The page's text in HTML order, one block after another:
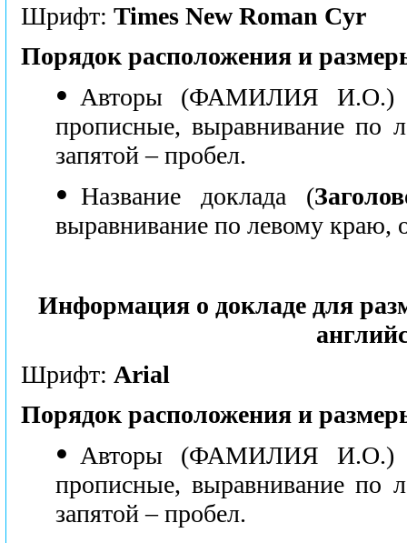
Шрифт: Times New Roman Cyr
Порядок расположения и
● Авторы (ФАМИЛИЯ И.О.)
прописные, выравнивание по
запятой – пробел.
●Название доклада (
выравнивание по левому краю,
Информация о докладе для
Шрифт: Arial
Порядок расположения и
● Авторы (ФАМИЛИЯ И.О.)
прописные, выравнивание по
запятой – пробел.